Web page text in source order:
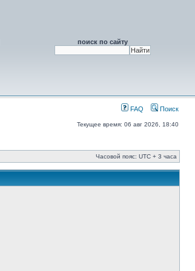
поиск по сайту
FAQ Поиск
Текущее время: 06 авг 2026, 18:40
Часовой пояс: UTC + 3 часа